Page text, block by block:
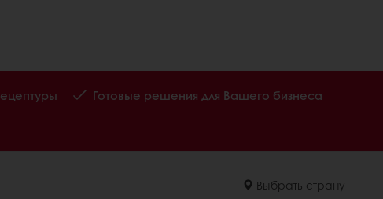
Готовые решения для Вашего бизнеса
Выбрать страну